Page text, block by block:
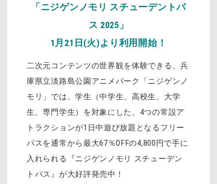
「ニジゲンノモリ スチューデントパ
ス 2025」
1月21日(火)より利用開始！
二次元コンテンツの世界観を体験できる、兵
庫県立淡路島公園アニメパーク「ニジゲンノ
モリ」では、学生（中学生、高校生、大学
生、専門学生）を対象にした、4つの常設ア
トラクションが1日中遊び放題となるフリー
パスを通常から最大67％OFFの4,800円で手に
入れられる『ニジゲンノモリ スチューデン
トパス』が大好評発売中！